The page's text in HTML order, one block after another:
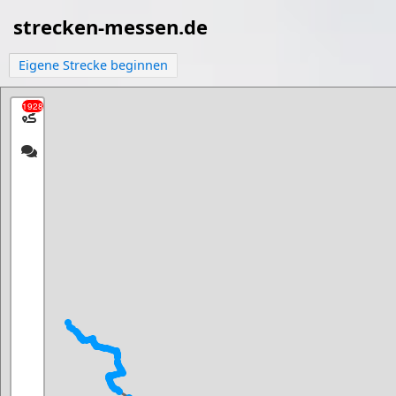
strecken-messen.de
Eigene Strecke beginnen
1928